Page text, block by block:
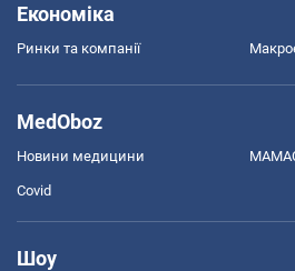
Економіка
Ринки та компанії
MedOboz
Новини медицини
Covid
Шоу